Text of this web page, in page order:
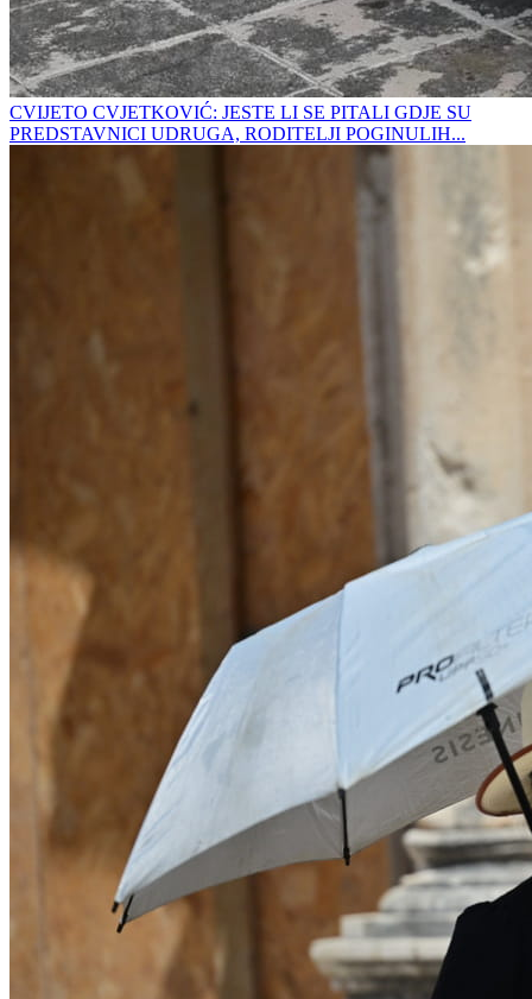
CVIJETO CVJETKOVIĆ: JESTE LI SE PITALI GDJE SU
PREDSTAVNICI UDRUGA, RODITELJI POGINULIH...